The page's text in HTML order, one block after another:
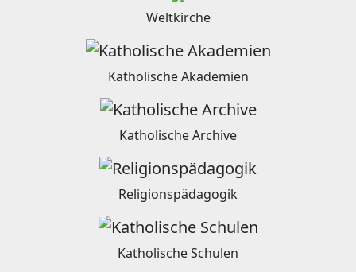
Weltkirche
Katholische Akademien
Katholische Archive
Religionspädagogik
Katholische Schulen